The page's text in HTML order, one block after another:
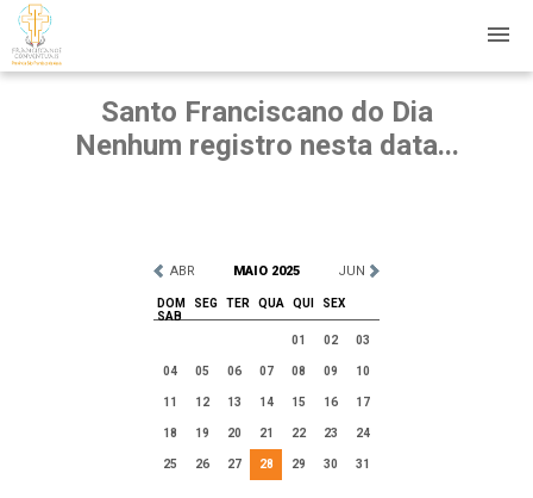
Santo Franciscano do Dia
Nenhum registro nesta data...
ABR MAIO 2025 JUN
DOM SEG TER QUA QUI
SEX
SAB
01
02 03
04 05 06 07 08 09 10
11 12 13 14 15 16 17
18 19 20 21 22 23 24
25 26 27 28 29 30 31